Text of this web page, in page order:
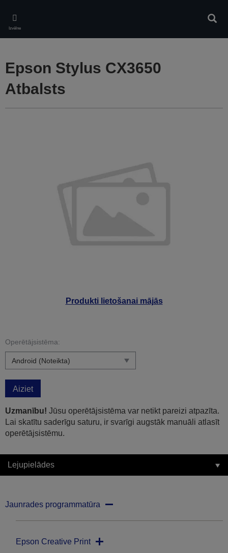
main
content
Izvēlne
Produkti lietošanai mājās
Epson Stylus CX3650
Atbalsts
Operētājsistēma:
Aiziet
Uzmanību! Jūsu operētājsistēma var netikt pareizi atpazīta.
Lai skatītu saderīgu saturu, ir svarīgi augstāk manuāli atlasīt
operētājsistēmu.
Lejupielādes
Jaunrades programmatūra
Epson Creative Print